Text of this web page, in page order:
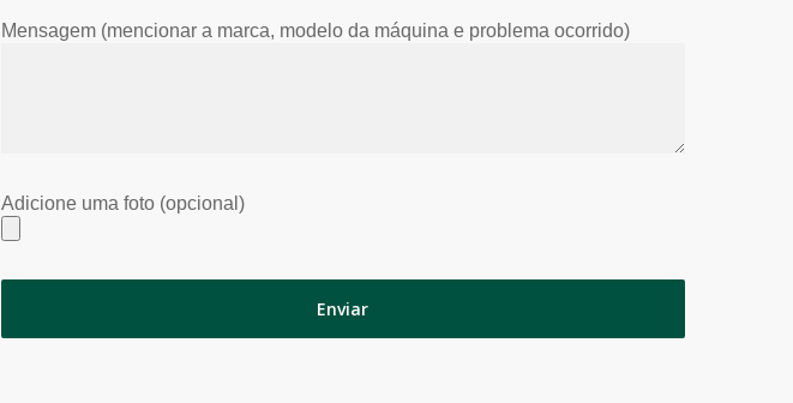
Mensagem (mencionar a marca, modelo da máquina e problema ocorrido)
Adicione uma foto (opcional)